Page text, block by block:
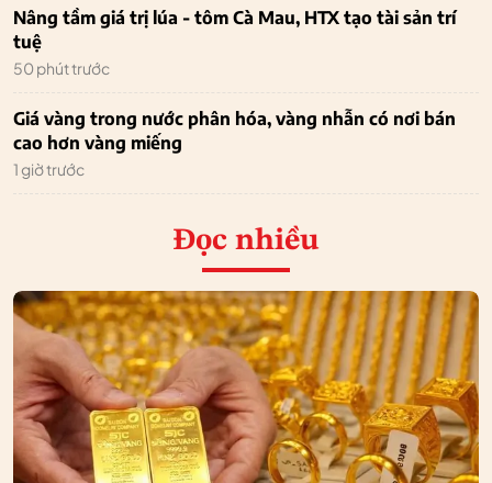
Nâng tầm giá trị lúa - tôm Cà Mau, HTX tạo tài sản trí
tuệ
50 phút trước
Giá vàng trong nước phân hóa, vàng nhẫn có nơi bán
cao hơn vàng miếng
1 giờ trước
Đọc nhiều